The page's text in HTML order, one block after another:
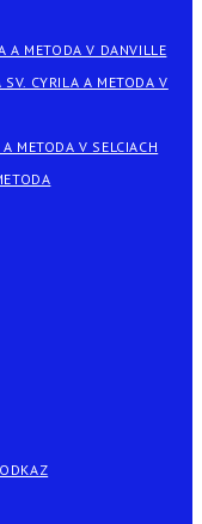
A METODA V DANVILLE
SV. CYRILA A METODA V
METODA V SELCIACH